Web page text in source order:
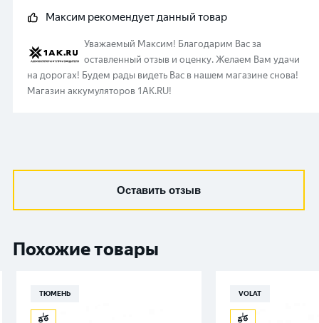
Максим рекомендует данный товар
Уважаемый Максим! Благодарим Вас за
оставленный отзыв и оценку. Желаем Вам удачи
на дорогах! Будем рады видеть Вас в нашем магазине снова!
Магазин аккумуляторов 1AK.RU!
Оставить отзыв
Похожие товары
ТЮМЕНЬ VOLAT